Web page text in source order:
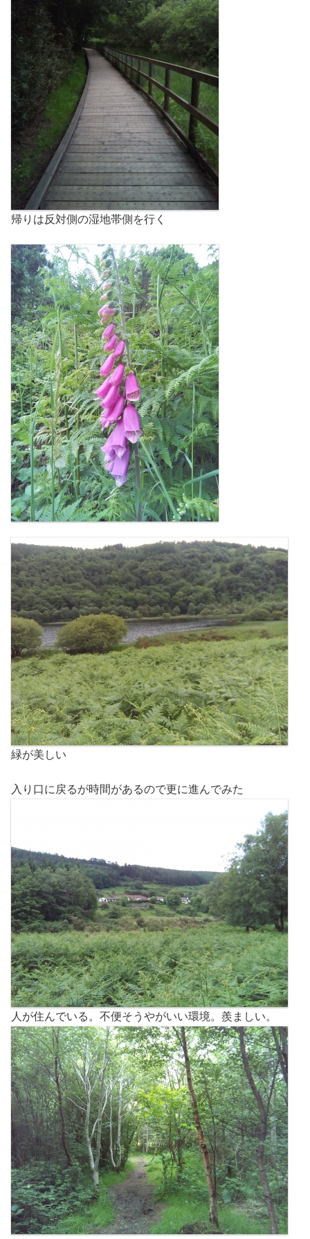
帰りは反対側の湿地帯側を行く
緑が美しい
入り口に戻るが時間があるので更に進んでみた
人が住んでいる。不便そうやがいい環境。羨ましい。